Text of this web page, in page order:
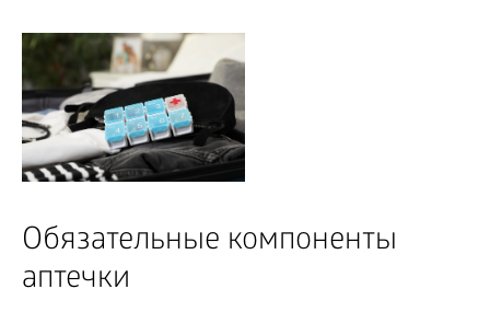
Обязательные компоненты
аптечки